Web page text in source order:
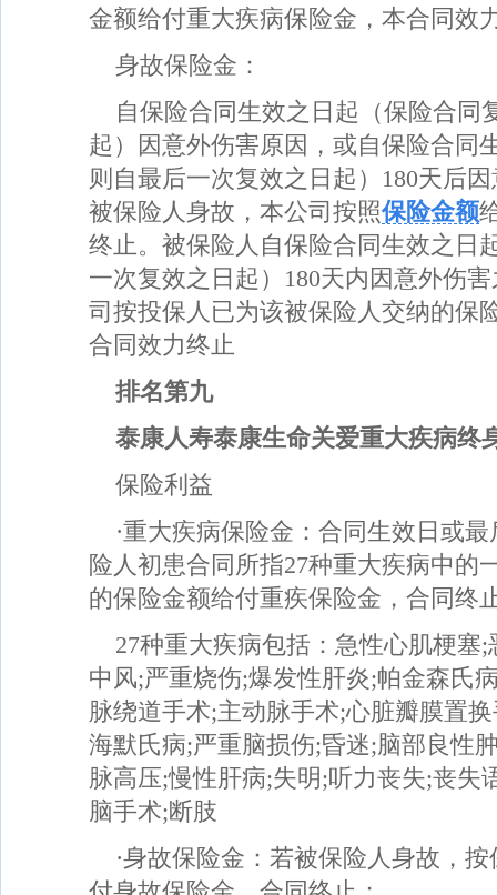
金额给付重大疾病保险金，本合同效
身故保险金：
自保险合同生效之日起（保险合同
起）因意外伤害原因，或自保险合同
则自最后一次复效之日起）180天后
被保险人身故，本公司按照保险金额
终止。被保险人自保险合同生效之日
一次复效之日起）180天内因意外伤
司按投保人已为该被保险人交纳的保
合同效力终止
排名第九
泰康人寿泰康生命关爱重大疾病终
保险利益
·重大疾病保险金：合同生效日或
险人初患合同所指27种重大疾病中的
的保险金额给付重疾保险金，合同终
27种重大疾病包括：急性心肌梗塞
中风;严重烧伤;爆发性肝炎;帕金森氏
脉绕道手术;主动脉手术;心脏瓣膜置
海默氏病;严重脑损伤;昏迷;脑部良性
脉高压;慢性肝病;失明;听力丧失;丧失
脑手术;断肢
·身故保险金：若被保险人身故，